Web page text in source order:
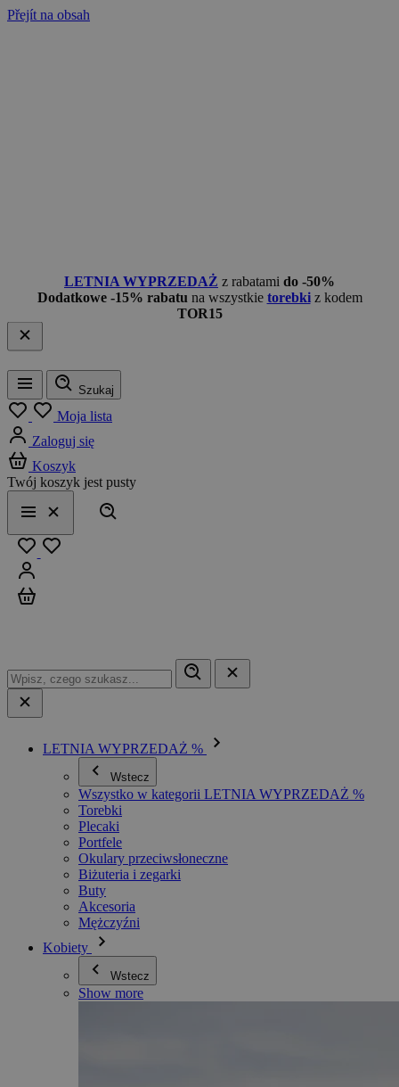
Přejít na obsah
LETNIA WYPRZEDAŻ z rabatami do -50%
Dodatkowe -15% rabatu na wszystkie torebkiz kodem
TOR15
Menu
Szukaj
Moja lista
Zaloguj się
Koszyk
Twój koszyk jest pusty
Menu
Zamknij
LETNIA WYPRZEDAŻ %
Wstecz
Wszystko w kategorii LETNIA WYPRZEDAŻ %
Torebki
Plecaki
Portfele
Okulary przeciwsłoneczne
Biżuteria i zegarki
Buty
Akcesoria
Mężczyźni
Kobiety
Wstecz
Show more